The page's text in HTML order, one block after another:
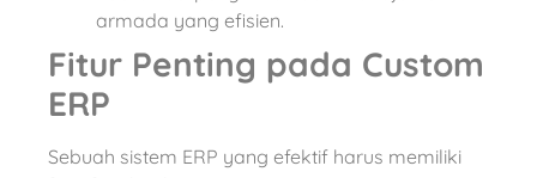
armada yang efisien.
Fitur Penting pada Custom
ERP
Sebuah sistem ERP yang efektif harus memiliki